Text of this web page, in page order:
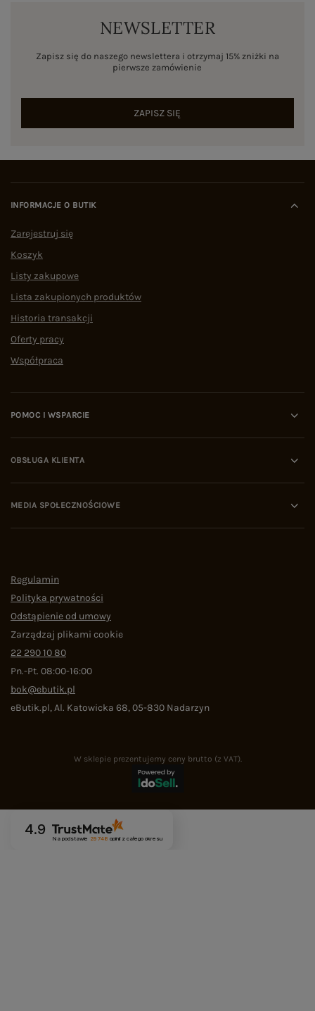
NEWSLETTER
Zapisz się do naszego newslettera i otrzymaj 15% zniżki na
pierwsze zamówienie
ZAPISZ SIĘ
INFORMACJE O BUTIK
Zarejestruj się
Koszyk
Listy zakupowe
Lista zakupionych produktów
Historia transakcji
Oferty pracy
Współpraca
POMOC I WSPARCIE
OBSŁUGA KLIENTA
MEDIA SPOŁECZNOŚCIOWE
Regulamin
Polityka prywatności
Odstąpienie od umowy
Zarządzaj plikami cookie
22 290 10 80
Pn.-Pt. 08:00-16:00
bok@ebutik.pl
eButik.pl,Al. Katowicka 68,05-830 Nadarzyn
W sklepie prezentujemy ceny brutto (z VAT).
4.9
Na podstawie 29 748 opinii z całego okresu